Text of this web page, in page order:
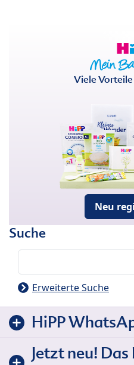
Viele
Neu
Suche
Erweiterte Suche
HiPP
Jetzt neu!